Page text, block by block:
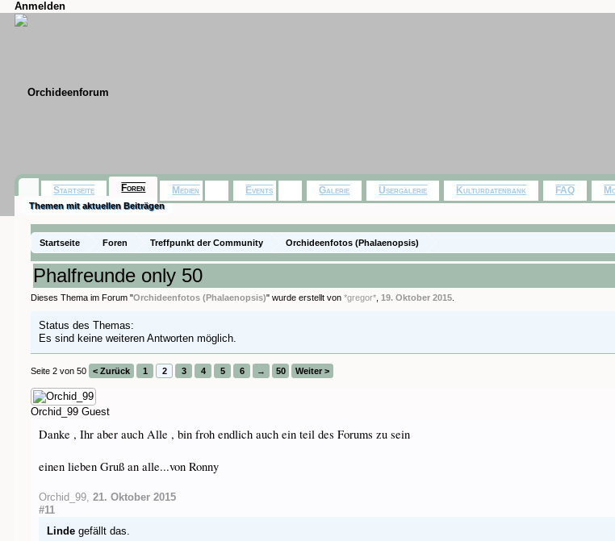
Anmelden
Startseite Foren Treffpunkt der Community Orchideenfotos (Phalaenopsis)
Phalfreunde only 50
Dieses Thema im Forum "Orchideenfotos (Phalaenopsis)" wurde erstellt von*gregor* ,19. Oktober 2015
Status des Themas:
Es sind keine weiteren Antworten möglich.
Seite 2 von 50 < Zurück 1 2 3 4 5 6 → 50 Weiter >
Orchid_99 Guest
Danke , Ihr aber auch Alle , bin froh endlich auch ein teil des Forums zu sein
einen lieben Gruß an alle...von Ronny
Orchid_99, 21. Oktober 2015
#11
Linde gefällt das.
Startseite Foren
Themen mit aktuellen Beiträgen
Medien Events Galerie Usergalerie Kulturdatenbank FAQ